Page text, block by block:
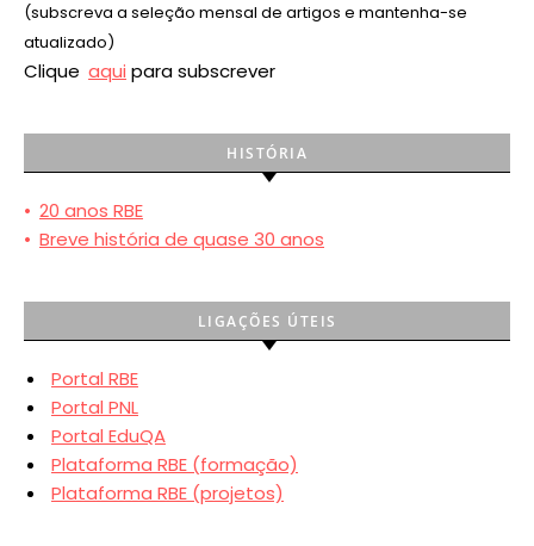
(subscreva a seleção mensal de artigos e mantenha-se
atualizado)
Clique aqui para subscrever
HISTÓRIA
• 20 anos RBE
• Breve história de quase 30 anos
LIGAÇÕES ÚTEIS
Portal RBE
Portal PNL
Portal EduQA
Plataforma RBE (formação)
Plataforma RBE (projetos)